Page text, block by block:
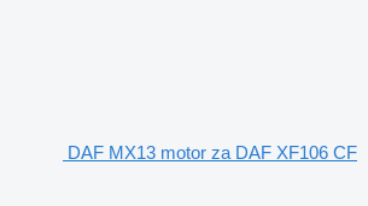
DAF MX13 motor za DAF XF106 CF